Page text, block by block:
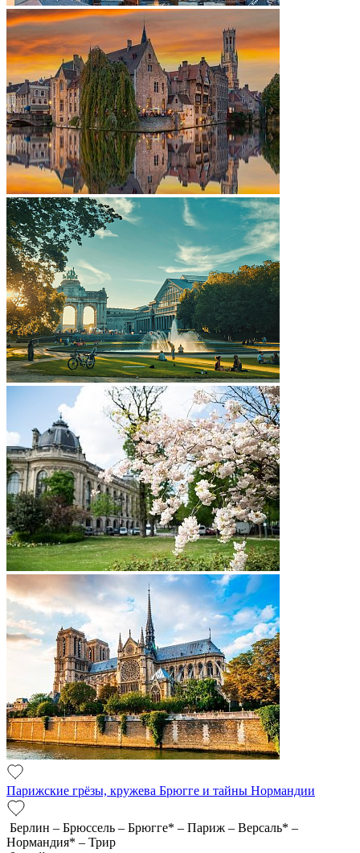
Парижские грёзы, кружева Брюгге и тайны Нормандии
Берлин – Брюссель – Брюгге* – Париж – Версаль* –
Нормандия* – Трир